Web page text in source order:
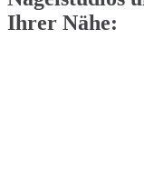
Ihrer Nähe: